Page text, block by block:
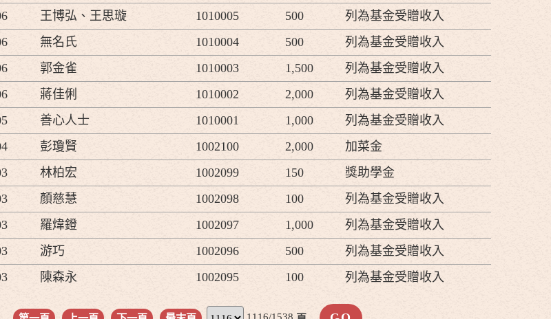
王博弘、王思璇 1010005 500
列為基金受贈收入
無名氏 1010004 500
列為基金受贈收入
郭金雀 1010003 1,500
列為基金受贈收入
蔣佳俐 1010002 2,000
列為基金受贈收入
善心人士 1010001 1,000
列為基金受贈收入
彭瓊賢 1002100 2,000
加菜金
林柏宏 1002099 150
獎助學金
顏慈慧 1002098 100
列為基金受贈收入
羅煒鐙 1002097 1,000
列為基金受贈收入
游巧 1002096 500
列為基金受贈收入
陳森永 1002095 100 列為基金受贈收入
1116/1538